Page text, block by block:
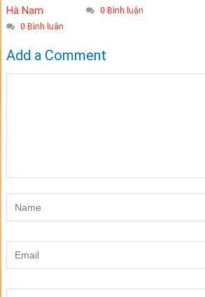
Hà Nam
0 Bình luận
0 Bình luận
Add a Comment